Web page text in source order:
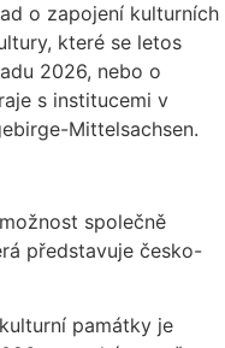
o zapojení kulturních
které se letos
2026, nebo o
s institucemi v
Mittelsachsen.
společně
představuje česko-
památky je